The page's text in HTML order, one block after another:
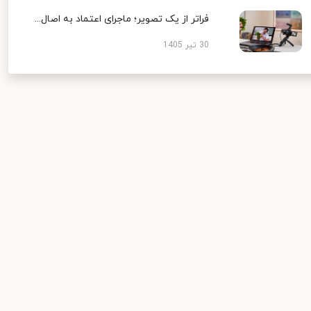
فراتر از یک تصویر؛ ماجرای اعتماد به اصال...
30 تیر 1405